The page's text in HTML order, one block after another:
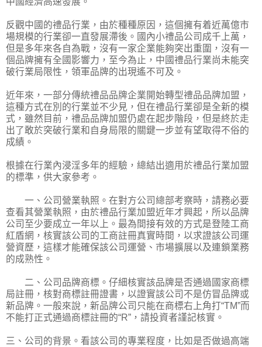
反觀中國的禮品行業，由於種種原因，這個擁有着近萬億市
場規模的行業卻一直發展滯後。國內小禮品公司成千上萬，
但是多年來各自為戰，沒有一家企業能夠突出重圍，沒有一
個品牌擁有全國影響力，至今為止，中國禮品行業尚未能突
破行業局限性，領軍品牌的出現遙不可及。
近年來，一部分傳統禮品品牌企業開始轉型禮品品牌加盟，
這種方式在別的行業並不少見，但在禮品行業卻是全新的模
式，雖然目前，禮品品牌加盟仍處在起步階段，但是終於走
出了敢於突破行業和自身局限的關鍵一步並有望取得不俗的
成績。
根據在行業內浸淫多年的經驗，總結出適用於禮品行業加盟
的標準，供大家參考。
一、公司營業執照。在對方公司總部考察時，請務必要
查看其營業執照，由於禮品行業加盟近年才興起，所以品牌
公司至少要成立一年以上。最為間接有效的方式是登陸工商
紅盾網，核實該公司的工商註冊真實時間，以求證該公司運
營資歷，這樣才能確保該公司運營、市場擴展以及連鎖業務
的成熟性。
二、公司品牌商標。仔細核實該品牌是否通過國家商標
局註冊，核對商標註冊證書，以證實該公司不是仿冒品牌或
新品牌。一般來說，新品牌公司只能在商標右上角打“TM”而
不能打正式通過商標註冊的“R”，請投資者謹記核實。
三、公司的背景。看該公司的專業程度，比如是否做過高端